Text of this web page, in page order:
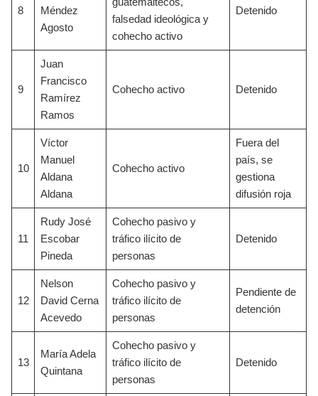
8
Méndez
Agosto
falsedad ideológica y
cohecho activo
Detenido
9
Juan
Francisco
Ramírez
Ramos
Cohecho activo Detenido
10
Víctor
Manuel
Aldana
Aldana
Cohecho activo
Fuera del
país, se
gestiona
difusión roja
11
Rudy José
Escobar
Pineda
Cohecho pasivo y
tráfico ilícito de
personas
Detenido
12
Nelson
David Cerna
Acevedo
Cohecho pasivo y
tráfico ilícito de
personas
Pendiente de
detención
13
María Adela
Quintana
Cohecho pasivo y
tráfico ilícito de
personas
Detenido